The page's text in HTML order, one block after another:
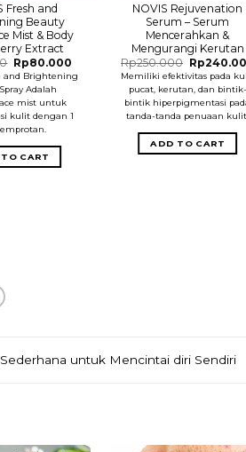
Fresh and
Beauty
Mist & Body
Extract
Original
price
was:
Rp85.000.
Rp80.000
price
is:
Rp80.000.
and Brightening
Adalah
mist untuk
kulit dengan 1
CART
NOVIS Rejuvenation
Serum – Serum
Mencerahkan &
Mengurangi Kerutan
Rp250.000 Original
price
was:
Rp250.000.
Rp
Memiliki efektivitas pada
pucat, kerutan, dan bintik-
bintik hiperpigmentasi
tanda-tanda penuaan kulit.
ADD TO CART
Sederhana untuk Mencintai diri Sendiri